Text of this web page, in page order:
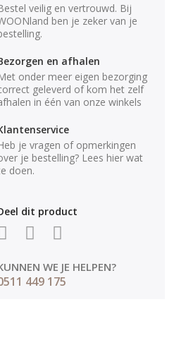
veilig en vertrouwd. Bij
ben je zeker van je
en afhalen
onder meer eigen bezorging
geleverd of kom het zelf
in één van onze winkels
je vragen of opmerkingen
je bestelling? Lees hier wat
doen.
dit product
WE JE HELPEN?
449 175